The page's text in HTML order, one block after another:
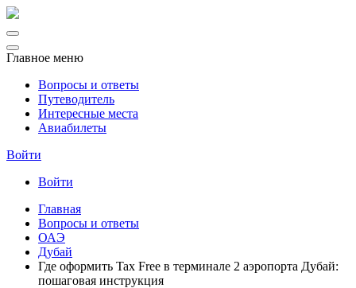
Главное меню
Вопросы и ответы
Путеводитель
Интересные места
Авиабилеты
Войти
Войти
Главная
Вопросы и ответы
ОАЭ
Дубай
Где оформить Tax Free в терминале 2 аэропорта Дубай:
пошаговая инструкция